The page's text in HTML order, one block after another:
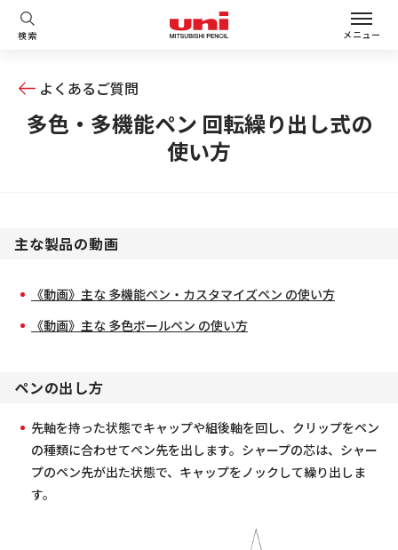
検索 メニュー
よくあるご質問
多色・多機能ペン 回転繰り出し式の
使い方
主な製品の動画
《動画》主な 多機能ペン・カスタマイズペン の使い方
《動画》主な 多色ボールペン の使い方
ペンの出し方
先軸を持った状態でキャップや組後軸を回し、クリップをペン
の種類に合わせてペン先を出します。シャープの芯は、シャー
プのペン先が出た状態で、キャップをノックして繰り出しま
す。